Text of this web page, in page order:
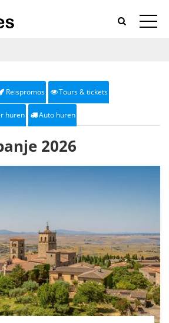
Reispromos Tours & tickets
huren Auto huren
2026